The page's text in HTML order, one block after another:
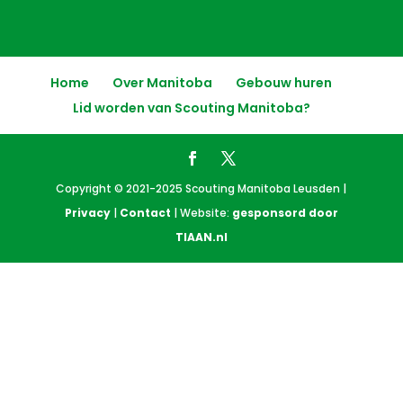
Home Over Manitoba
Gebouw huren
Lid worden van Scouting Manitoba?
Copyright © 2021-2025 Scouting Manitoba Leusden |
Privacy| Contact | Website: gesponsord door
TIAAN.nl